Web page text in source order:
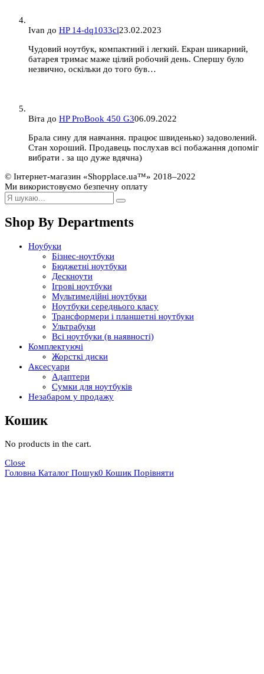
Ivan до HP 14-dq1033cl23.02.2023
Чудовий ноутбук, компактний і легкий. Екран шикарний,
батарея тримає маже цілий робочий день. Спершу було
незвично, оскільки до того був…
Віта до HP ProBook 450 G306.09.2022
Брала сину для навчання. працює швиденько) задоволений.
Стан хороший. Продавець послухав всі побажання допоміг
вибрати . за що дуже вдячна)
© Інтернет-магазин «Shopplace.ua™» 2018–2022
Ми використовуємо безпечну оплату
Shop By Departments
Ноубуки
Бізнес-ноутбуки
Бюджетні ноутбуки
Дескноути
Ігрові ноутбуки
Мультимедійні ноутбуки
Ноутбуки середнього класу
Трансформери і планшетні ноутбуки
Ультрабуки
Всі ноутбуки (в наявності)
Комплектуючі
Жорсткі диски
Аксесуари
Адаптери
Сумки для ноутбуків
Незабаром у продажу
Кошик
No products in the cart.
Close
Головна Каталог Пошук0 КошикПорівняти